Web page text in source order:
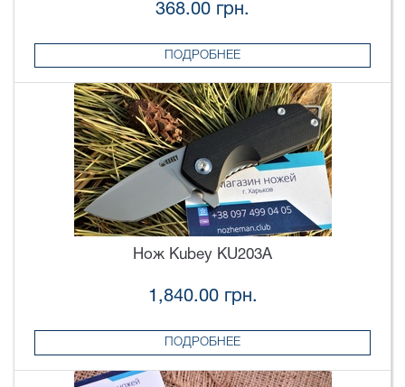
368.00 грн.
ПОДРОБНЕЕ
Нож Kubey KU203A
1,840.00 грн.
ПОДРОБНЕЕ